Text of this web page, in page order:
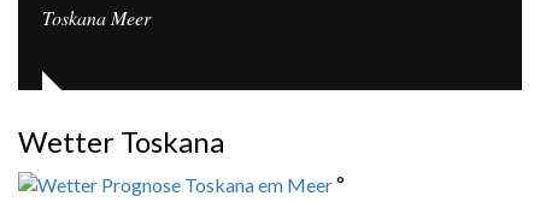
Toskana Meer
Wetter Toskana
°